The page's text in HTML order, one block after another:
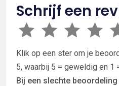
Schrijf een
Klik op een ster om je
5, waarbij 5 = geweldig en 1
Bij een slechte